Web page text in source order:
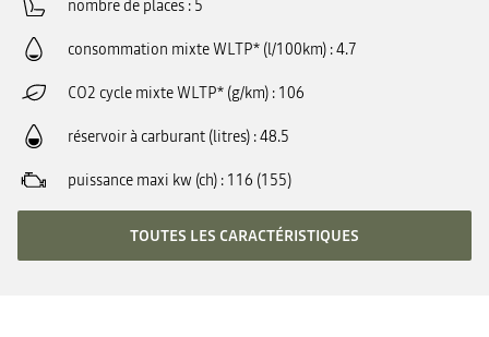
nombre de places 5
consommation mixte WLTP* (l/100km) 4.7
CO2 cycle mixte WLTP* (g/km) 106
réservoir à carburant (litres) 48.5
puissance maxi kw (ch) 116 (155)
TOUTES LES CARACTÉRISTIQUES